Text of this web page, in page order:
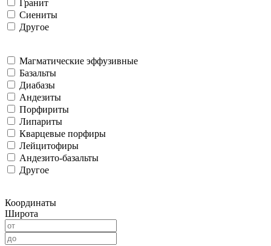
Гранит
Сиениты
Другое
Магматические эффузивные
Базальты
Диабазы
Андезиты
Порфириты
Липариты
Кварцевые порфиры
Лейцитофиры
Андезито-базальты
Другое
Координаты
Широта